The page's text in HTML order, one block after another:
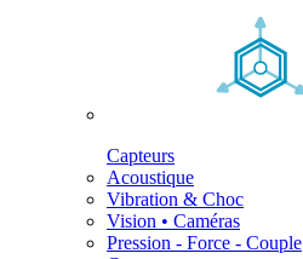
Capteurs
Acoustique
Vibration & Choc
Vision • Caméras
Pression - Force - Couple